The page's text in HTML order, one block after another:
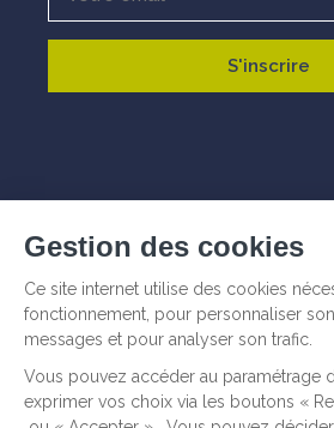
© Talenz -Informations légales